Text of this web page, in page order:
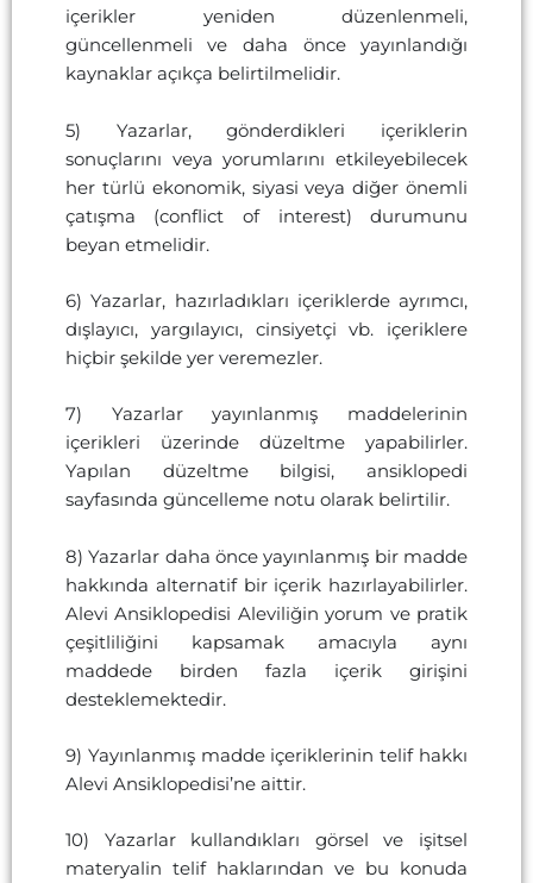
içerikler yeniden düzenlenmeli,
güncellenmeli ve daha önce yayınlandığı
kaynaklar açıkça belirtilmelidir.
5) Yazarlar, gönderdikleri içeriklerin
sonuçlarını veya yorumlarını etkileyebilecek
her türlü ekonomik, siyasi veya diğer önemli
çatışma (conflict of interest) durumunu
beyan etmelidir.
6) Yazarlar, hazırladıkları içeriklerde ayrımcı,
dışlayıcı, yargılayıcı, cinsiyetçi vb. içeriklere
hiçbir şekilde yer veremezler.
7) Yazarlar yayınlanmış maddelerinin
içerikleri üzerinde düzeltme yapabilirler.
Yapılan düzeltme bilgisi, ansiklopedi
sayfasında güncelleme notu olarak belirtilir.
8) Yazarlar daha önce yayınlanmış bir madde
hakkında alternatif bir içerik hazırlayabilirler.
Alevi Ansiklopedisi Aleviliğin yorum ve pratik
çeşitliliğini kapsamak amacıyla aynı
maddede birden fazla içerik girişini
desteklemektedir.
9) Yayınlanmış madde içeriklerinin telif hakkı
Alevi Ansiklopedisi’ne aittir.
10) Yazarlar kullandıkları görsel ve işitsel
materyalin telif haklarından ve bu konuda